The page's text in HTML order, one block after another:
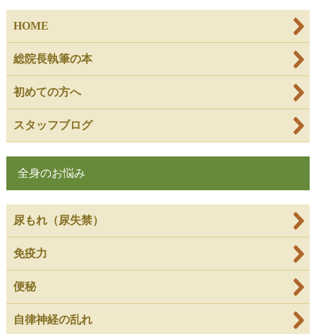
HOME
総院長執筆の本
初めての方へ
スタッフブログ
全身のお悩み
尿もれ（尿失禁）
免疫力
便秘
自律神経の乱れ